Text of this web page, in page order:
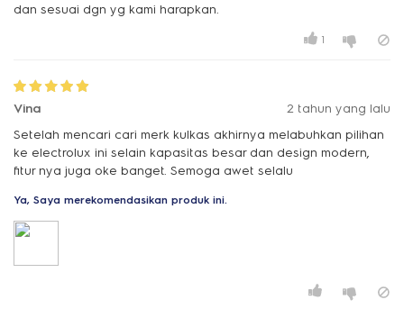
dan sesuai dgn yg kami harapkan.
1
Vina
2 tahun yang lalu
Setelah mencari cari merk kulkas akhirnya melabuhkan pilihan
ke electrolux ini selain kapasitas besar dan design modern,
fitur nya juga oke banget. Semoga awet selalu
Ya, Saya merekomendasikan produk ini.